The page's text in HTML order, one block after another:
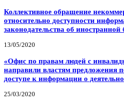
Коллективное обращение
относительно доступности
законодательства об
13/05/2020
«Офис по правам людей с
направили властям предложения
доступе к информации о
25/03/2020